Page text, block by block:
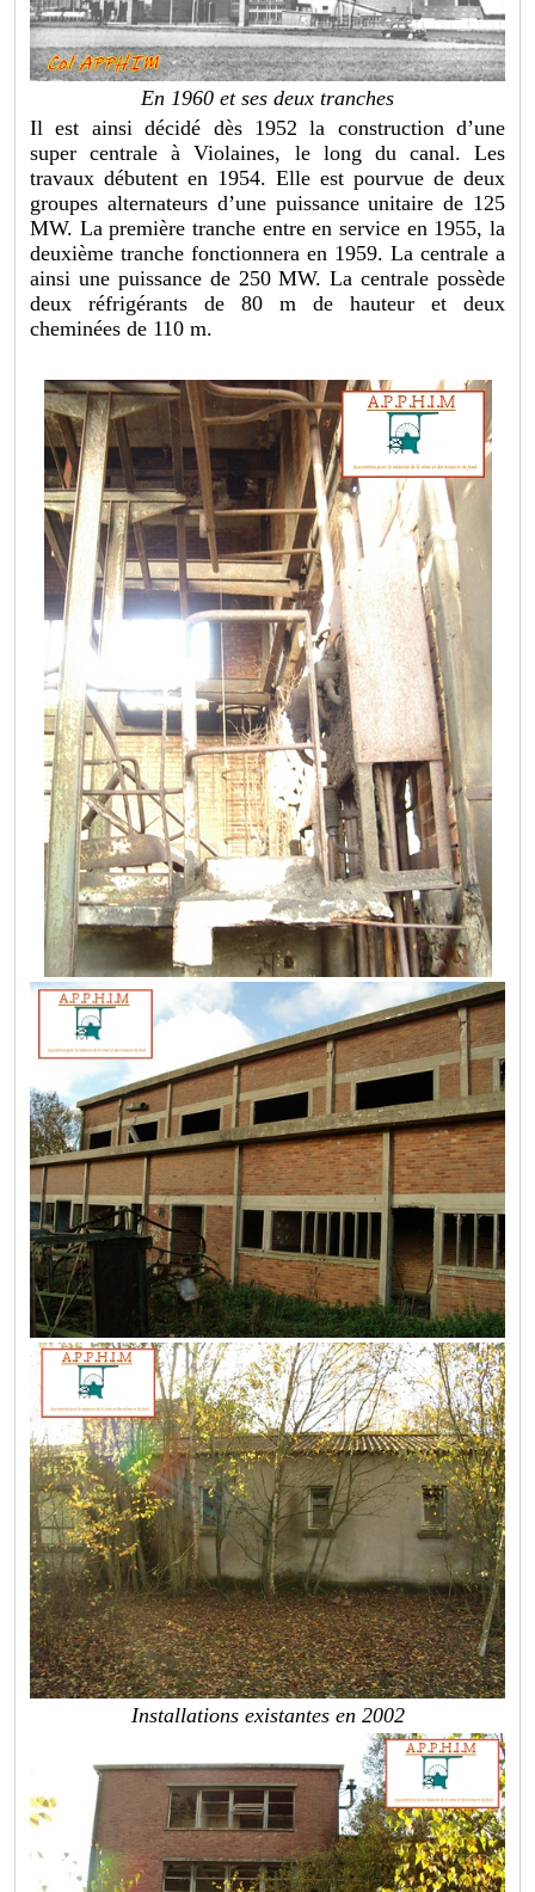
En 1960 et ses deux tranches
Il est ainsi décidé dès 1952 la construction d’une
super centrale à Violaines, le long du canal. Les
travaux débutent en 1954. Elle est pourvue de deux
groupes alternateurs d’une puissance unitaire de 125
MW. La première tranche entre en service en 1955, la
deuxième tranche fonctionnera en 1959. La centrale a
ainsi une puissance de 250 MW. La centrale possède
deux réfrigérants de 80 m de hauteur et deux
cheminées de 110 m.
Installations existantes en 2002